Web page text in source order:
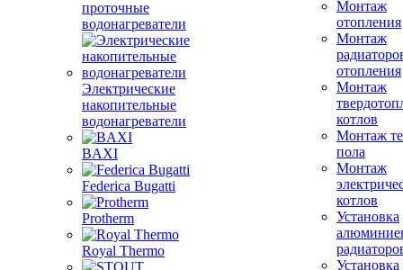
проточные
водонагреватели
Электрические
накопительные
водонагреватели
BAXI
Federica Bugatti
Protherm
Royal Thermo
Монтаж
отопления
Монтаж
отопления
Монтаж
котлов
Монтаж
пола
Монтаж
котлов
Установка
Установка